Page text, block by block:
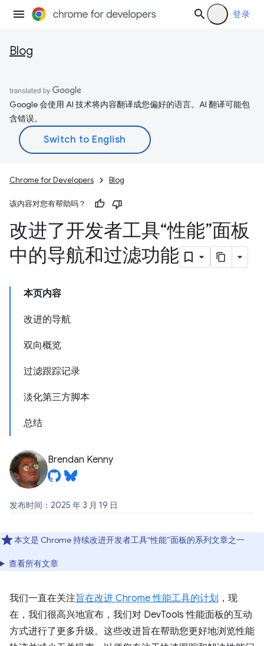
登录
Blog
Google 会使用 AI 技术将内容翻译成您偏好的语言。AI 翻译可能包
含错误。
Chrome for Developers Blog
该内容对您有帮助吗？
改进了开发者工具“性能”面板
中的导航和过滤功能
本页内容
改进的导航
双向概览
过滤跟踪记录
淡化第三方脚本
总结
Brendan Kenny
发布时间：2025 年 3 月 19 日
本文是 Chrome 持续改进开发者工具“性能”面板的系列文章之一
查看所有文章
我们一直在关注旨在改进 Chrome 性能工具的计划 ，现
在，我们很高兴地宣布，我们对 DevTools 性能面板的互动
方式进行了更多升级。这些改进旨在帮助您更好地浏览性能